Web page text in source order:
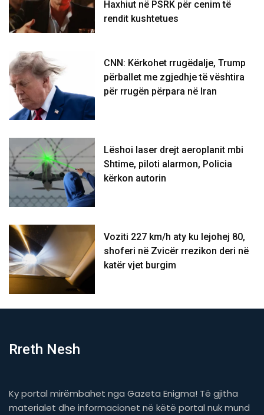
Haxhiut në PSRK për cenim të
rendit kushtetues
CNN: Kërkohet rrugëdalje, Trump
përballet me zgjedhje të vështira
për rrugën përpara në Iran
Lëshoi laser drejt aeroplanit mbi
Shtime, piloti alarmon, Policia
kërkon autorin
Voziti 227 km/h aty ku lejohej 80,
shoferi në Zvicër rrezikon deri në
katër vjet burgim
Rreth Nesh
Ky portal mirëmbahet nga Gazeta Enigma! Të gjitha
materialet dhe informacionet në këtë portal nuk mund